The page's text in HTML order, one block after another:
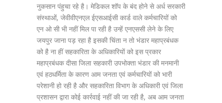
नुकसान पंहुचा रहे है। मेडिकल शॉप के बंद होने से अर्ध सरकारी
संस्थाओं, जेवीवीएनएल ईएसआईसी कार्ड वाले कर्मचारियों को
एन ओ सी भी नहीं मिल पा रही है उन्हें एनएससी लेने के लिए
जयपुर जाना पड़ रहा है इसकी चिंता न तो भंडार महाप्रबंधक
को है ना हीं सहकारिता के अधिकारियों को इस प्रकार
महाप्रबंधक दीसा जिला सहकारी उपभोक्ता भंडार की मनमानी
एवं हठधर्मिता के कारण आम जनता एवं कर्मचारियों को भारी
परेशानी हो रही है और सहकारिता विभाग के अधिकारी एवं जिला
प्रशासन द्वारा कोई कार्रवाई नहीं की जा रही है, अब आम जनता